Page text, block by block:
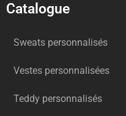
Catalogue
Sweats personnalisés
Vestes personnalisées
Teddy personnalisés